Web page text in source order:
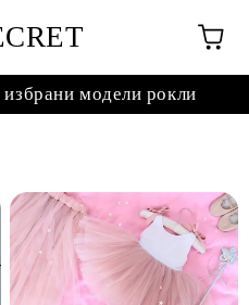
модели рокли